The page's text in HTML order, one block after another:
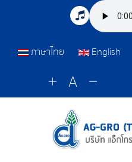
ภาษาไทย English